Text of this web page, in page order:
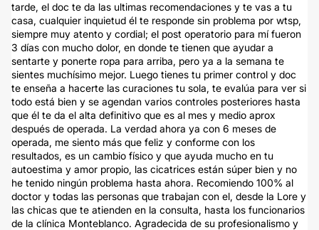
tarde, el doc te da las ultimas recomendaciones y te vas a tu
casa, cualquier inquietud él te responde sin problema por wtsp,
siempre muy atento y cordial; el post operatorio para mí fueron
3 días con mucho dolor, en donde te tienen que ayudar a
sentarte y ponerte ropa para arriba, pero ya a la semana te
sientes muchísimo mejor. Luego tienes tu primer control y doc
te enseña a hacerte las curaciones tu sola, te evalúa para ver si
todo está bien y se agendan varios controles posteriores hasta
que él te da el alta definitivo que es al mes y medio aprox
después de operada. La verdad ahora ya con 6 meses de
operada, me siento más que feliz y conforme con los
resultados, es un cambio físico y que ayuda mucho en tu
autoestima y amor propio, las cicatrices están súper bien y no
he tenido ningún problema hasta ahora. Recomiendo 100% al
doctor y todas las personas que trabajan con el, desde la Lore y
las chicas que te atienden en la consulta, hasta los funcionarios
de la clínica Monteblanco. Agradecida de su profesionalismo y